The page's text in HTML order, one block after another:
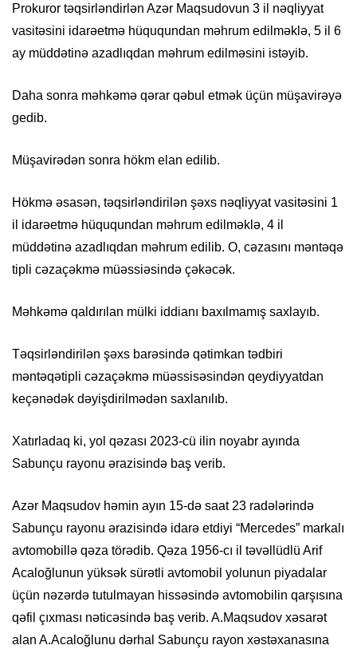
Prokuror təqsirləndirlən Azər Maqsudovun 3 il nəqliyyat
vasitəsini idarəetmə hüququndan məhrum edilməklə, 5 il 6
ay müddətinə azadlıqdan məhrum edilməsini istəyib.
Daha sonra məhkəmə qərar qəbul etmək üçün müşavirəyə
gedib.
Müşavirədən sonra hökm elan edilib.
Hökmə əsasən, təqsirləndirilən şəxs nəqliyyat vasitəsini 1
il idarəetmə hüququndan məhrum edilməklə, 4 il
müddətinə azadlıqdan məhrum edilib. O, cəzasını məntəqə
tipli cəzaçəkmə müəssiəsində çəkəcək.
Məhkəmə qaldırılan mülki iddianı baxılmamış saxlayıb.
Təqsirləndirilən şəxs barəsində qətimkan tədbiri
məntəqətipli cəzaçəkmə müəssisəsindən qeydiyyatdan
keçənədək dəyişdirilmədən saxlanılıb.
Xatırladaq ki, yol qəzası 2023-cü ilin noyabr ayında
Sabunçu rayonu ərazisində baş verib.
Azər Maqsudov həmin ayın 15-də saat 23 radələrində
Sabunçu rayonu ərazisində idarə etdiyi “Mercedes” markalı
avtomobillə qəza törədib. Qəza 1956-cı il təvəllüdlü Arif
Acaloğlunun yüksək sürətli avtomobil yolunun piyadalar
üçün nəzərdə tutulmayan hissəsində avtomobilin qarşısına
qəfil çıxması nəticəsində baş verib. A.Maqsudov xəsarət
alan A.Acaloğlunu dərhal Sabunçu rayon xəstəxanasına